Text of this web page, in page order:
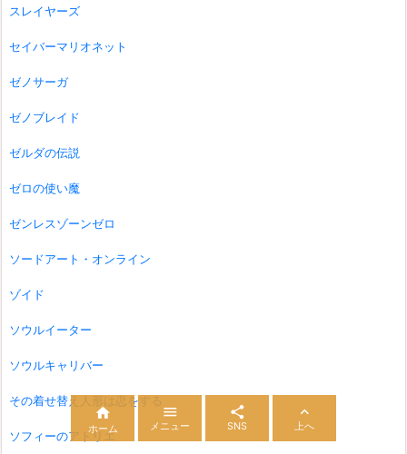
スレイヤーズ
セイバーマリオネット
ゼノサーガ
ゼノブレイド
ゼルダの伝説
ゼロの使い魔
ゼンレスゾーンゼロ
ソードアート・オンライン
ゾイド
ソウルイーター
ソウルキャリバー
その着せ替え人形は恋をする
ソフィーのアトリエ

ホーム

メニュー

SNS

上へ